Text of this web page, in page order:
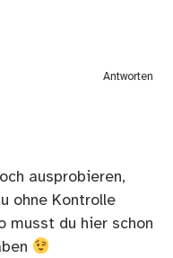
Antworten
ausprobieren,
ohne Kontrolle
musst du hier schon